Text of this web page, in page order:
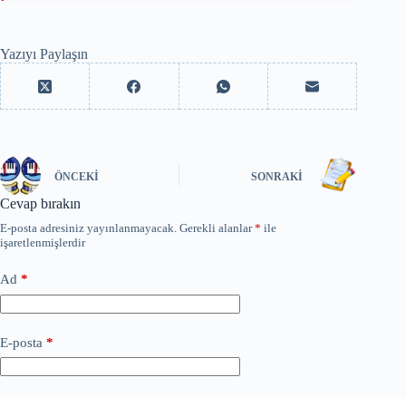
Yazıyı Paylaşın
ÖNCEKI SONRAKI
Cevap bırakın
E-posta adresiniz yayınlanmayacak. Gerekli alanlar* ile
işaretlenmişlerdir
Ad *
E-posta *